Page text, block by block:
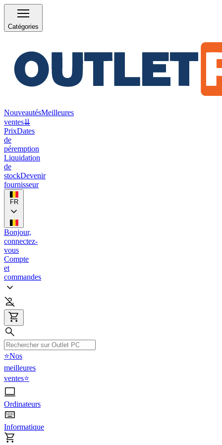
Catégories
NouveautésMeilleures
ventes⇊
PrixDates
de
péremption
Liquidation
de
stockDevenir
fournisseur
FR
Bonjour,
connectez-
vous
Compte
et
commandes
⭐Nos
meilleures
ventes⭐
Ordinateurs
Informatique